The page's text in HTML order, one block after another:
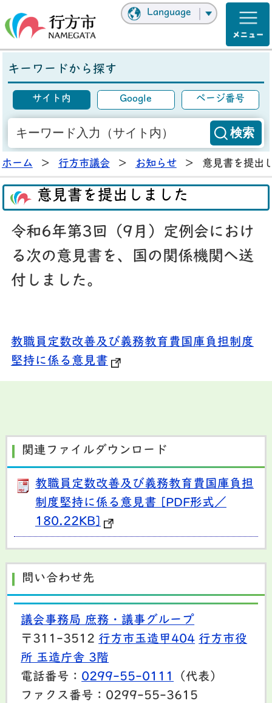
Language
キーワードから探す
サイト内 Google ページ番号
ホーム > 行方市議会 > お知らせ > 意見書を提出
意見書を提出しました
令和6年第3回（9月）定例会におけ
る次の意見書を、国の関係機関へ送
付しました。
教職員定数改善及び義務教育費国庫負担制度
堅持に係る意見書
関連ファイルダウンロード
教職員定数改善及び義務教育費国庫負担
制度堅持に係る意見書 [PDF形式／
180.22KB]
問い合わせ先
議会事務局 庶務・議事グループ
〒311-3512 行方市玉造甲404 行方市役
所 玉造庁舎 3階
電話番号： 0299-55-0111
（代表）
ファクス番号：0299-55-3615